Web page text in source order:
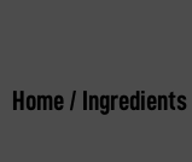
Home / Ingredients